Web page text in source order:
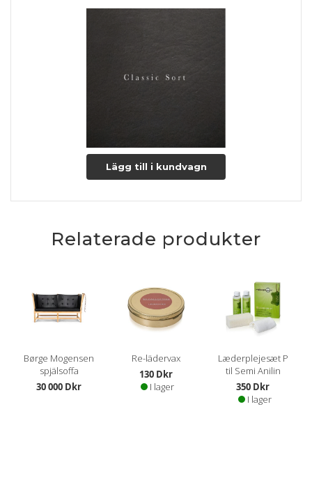
Lägg till i kundvagn
Relaterade produkter
Børge Mogensen
spjälsoffa
30 000 Dkr
Re-lädervax
130 Dkr
I lager
Læderplejesæt P
til Semi Anilin
350 Dkr
I lager